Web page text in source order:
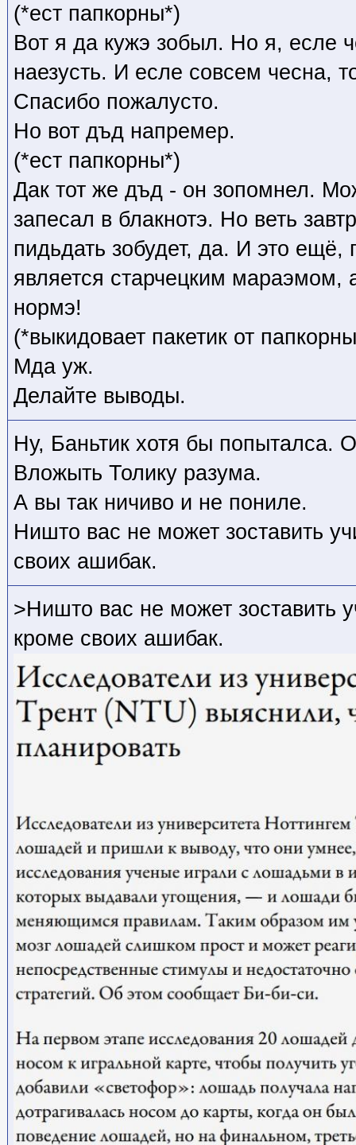
(*ест папкорны*)
Вот я да кужэ зобыл. Но я, есле
наезусть. И есле совсем чесна,
Спасибо пожалусто.
Но вот дъд напремер.
(*ест папкорны*)
Дак тот же дъд - он зопомнел.
запесал в блакнотэ. Но веть
пидьдать зобудет, да. И это
является старчецким мараэмом,
нормэ!
(*выкидовает пакетик от
Мда уж.
Делайте выводы.
Ну, Баньтик хотя бы попыталса.
Вложыть Толику разума.
А вы так ничиво и не пониле.
Ништо вас не может зоставить
своих ашибак.
>Ништо вас не может зоставить
кроме своих ашибак.